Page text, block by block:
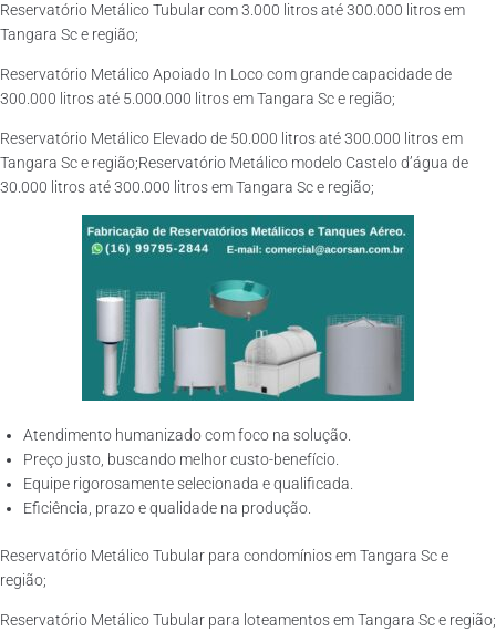
Reservatório Metálico Tubular com 3.000 litros até 300.000 litros em
Tangara Sc e região;
Reservatório Metálico Apoiado In Loco com grande capacidade de
300.000 litros até 5.000.000 litros em Tangara Sc e região;
Reservatório Metálico Elevado de 50.000 litros até 300.000 litros em
Tangara Sc e região;Reservatório Metálico modelo Castelo d’água de
30.000 litros até 300.000 litros em Tangara Sc e região;
Atendimento humanizado com foco na solução.
Preço justo, buscando melhor custo-benefício.
Equipe rigorosamente selecionada e qualificada.
Eficiência, prazo e qualidade na produção.
Reservatório Metálico Tubular para condomínios em Tangara Sc e
região;
Reservatório Metálico Tubular para loteamentos em Tangara Sc e região;